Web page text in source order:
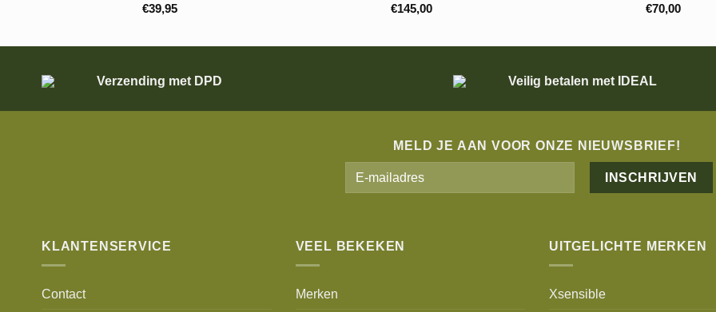
€39,95
€145,00
€70,00
Verzending met DPD Veilig betalen met IDEAL
MELD JE AAN VOOR ONZE NIEUWSBRIEF!
KLANTENSERVICE
Contact
VEEL BEKEKEN
Merken
UITGELICHTE MERKEN
Xsensible